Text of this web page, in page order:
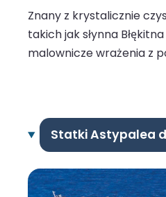
Znany z krystalicznie
takich jak słynna
malownicze wrażenia z
Statki Astypalea